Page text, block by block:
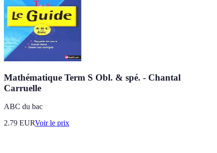
Mathématique Term S Obl. & spé. - Chantal
Carruelle
ABC du bac
2.79 EURVoir le prix